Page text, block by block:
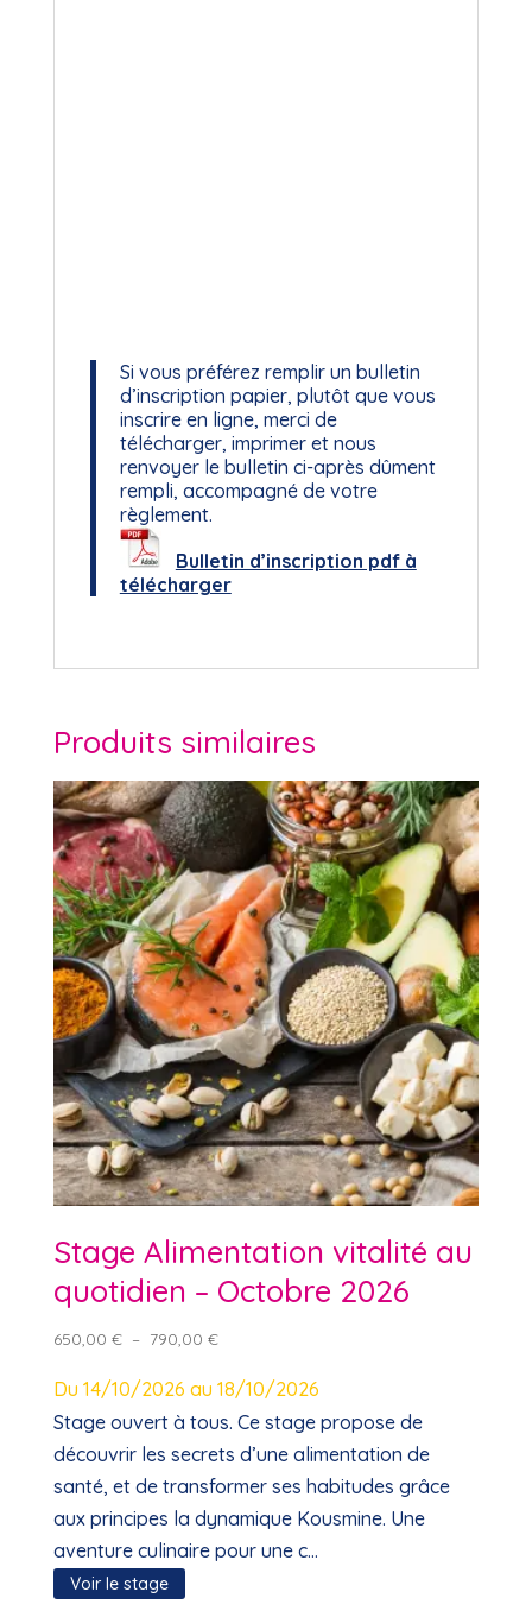
Si vous préférez remplir un bulletin
d’inscription papier, plutôt que vous
inscrire en ligne, merci de
télécharger, imprimer et nous
renvoyer le bulletin ci-après dûment
rempli, accompagné de votre
règlement.
Bulletin d’inscription pdf à
télécharger
Produits similaires
Stage Alimentation vitalité au
quotidien – Octobre 2026
650,00 € – 790,00 €Plage
prix :
650,00 €
à
Du 14/10/2026 au 18/10/2026
Stage ouvert à tous. Ce stage propose de
découvrir les secrets d’une alimentation de
santé, et de transformer ses habitudes grâce
aux principes la dynamique Kousmine. Une
aventure culinaire pour une c...
Voir le stage